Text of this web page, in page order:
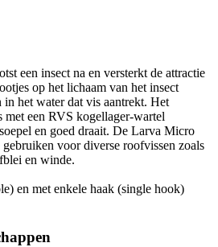
een insect na en versterkt de attractie
op het lichaam van het insect
het water dat vis aantrekt. Het
met een RVS kogellager-wartel
en goed draait. De Larva Micro
voor diverse roofvissen zoals
en winde.
en met enkele haak (single hook)